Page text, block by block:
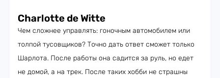
Charlotte de Witte
Чем сложнее управлять: гоночным автомобилем или
толпой тусовщиков? Точно дать ответ сможет только
Шарлота. После работы она садится за руль, но едет
не домой, а на трек. После таких хобби не страшны